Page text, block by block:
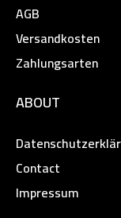
AGB
Versandkosten
Zahlungsarten
ABOUT
Contact
Impressum